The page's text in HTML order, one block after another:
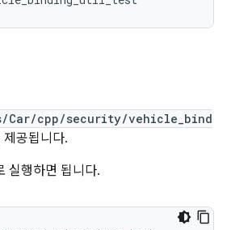
Car/cpp/security/vehicle_bind
제공됩니다.
실행하면 됩니다.